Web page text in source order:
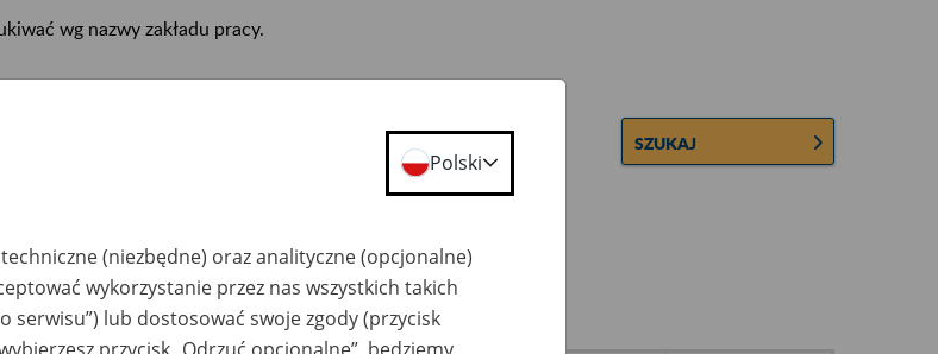
wg nazwy zakładu pracy.
poprzez formularz umieszczony poniżej.
SZUKAJ
pozycje bazy
Polski
(niezbędne) oraz analityczne (opcjonalne)
wykorzystanie przez nas wszystkich takich
serwisu”) lub dostosować swoje zgody (przycisk
przycisk „Odrzuć opcjonalne”, będziemy